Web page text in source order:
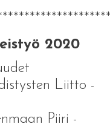
2020
Liitto -
Piiri -